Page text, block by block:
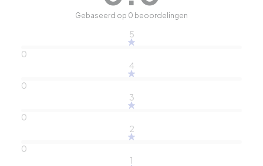
Gebaseerd op 0 beoordelingen
5
0
4
0
3
0
2
0
1